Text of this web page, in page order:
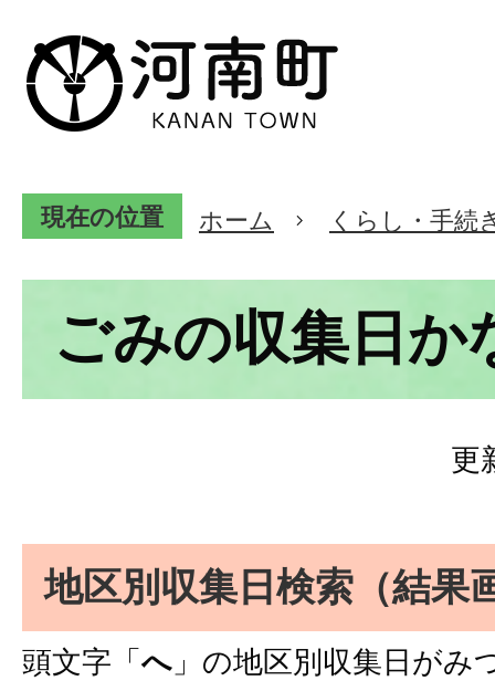
現在の位置 ホーム くらし・手続
ごみの収集日か
更
地区別収集日検索 （結果
頭文字「へ 」の地区別収集日がみ